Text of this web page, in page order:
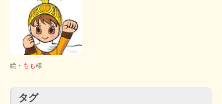
絵・ もも様
タグ